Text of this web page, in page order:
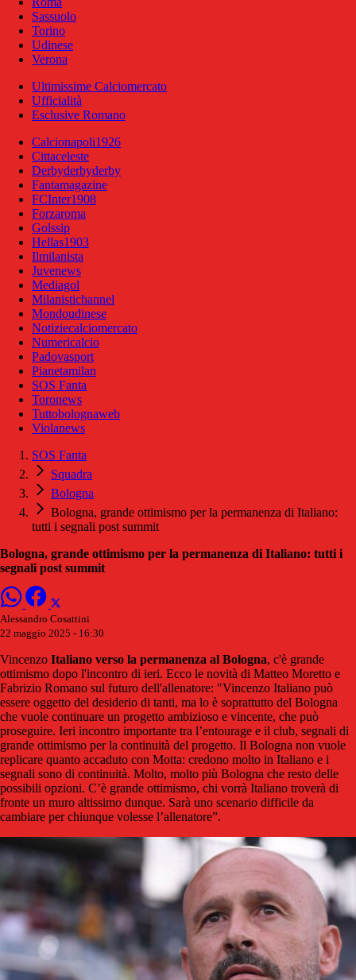
Sassuolo
Torino
Udinese
Verona
Ultimissime Calciomercato
Ufficialità
Esclusive Romano
Calcionapoli1926
Cittaceleste
Derbyderbyderby
Fantamagazine
FCInter1908
Forzaroma
Golssip
Hellas1903
Ilmilanista
Juvenews
Mediagol
Milanistichannel
Mondoudinese
Notiziecalciomercato
Numericalcio
Padovasport
Pianetamilan
SOS Fanta
Toronews
Tuttobolognaweb
Violanews
SOS Fanta
Squadra
Bologna
Bologna, grande ottimismo per la permanenza di Italiano:
tutti i segnali post summit
Bologna, grande ottimismo per la permanenza di Italiano: tutti i
segnali post summit
Alessandro Cosattini
22 maggio 2025 - 16:30
Vincenzo Italiano verso la permanenza al Bologna, c'è grande
ottimismo dopo l'incontro di ieri. Ecco le novità di Matteo Moretto e
Fabrizio Romano sul futuro dell'allenatore: "Vincenzo Italiano può
essere oggetto del desiderio di tanti, ma lo è soprattutto del Bologna
che vuole continuare un progetto ambizioso e vincente, che può
proseguire. Ieri incontro importante tra l’entourage e il club, segnali di
grande ottimismo per la continuità del progetto. Il Bologna non vuole
replicare quanto accaduto con Motta: credono molto in Italiano e i
segnali sono di continuità. Molto, molto più Bologna che resto delle
possibili opzioni. C’è grande ottimismo, chi vorrà Italiano troverà di
fronte un muro altissimo dunque. Sarà uno scenario difficile da
cambiare per chiunque volesse l’allenatore”.